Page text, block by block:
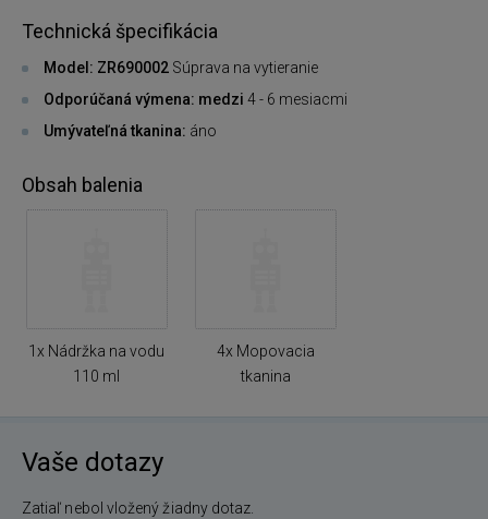
Technická špecifikácia
Model: ZR690002 Súprava na vytieranie
Odporúčaná výmena: medzi 4 - 6 mesiacmi
Umývateľná tkanina: áno
Obsah balenia
1x Nádržka na vodu
110 ml
4x Mopovacia
tkanina
Vaše dotazy
Zatiaľ nebol vložený žiadny dotaz.